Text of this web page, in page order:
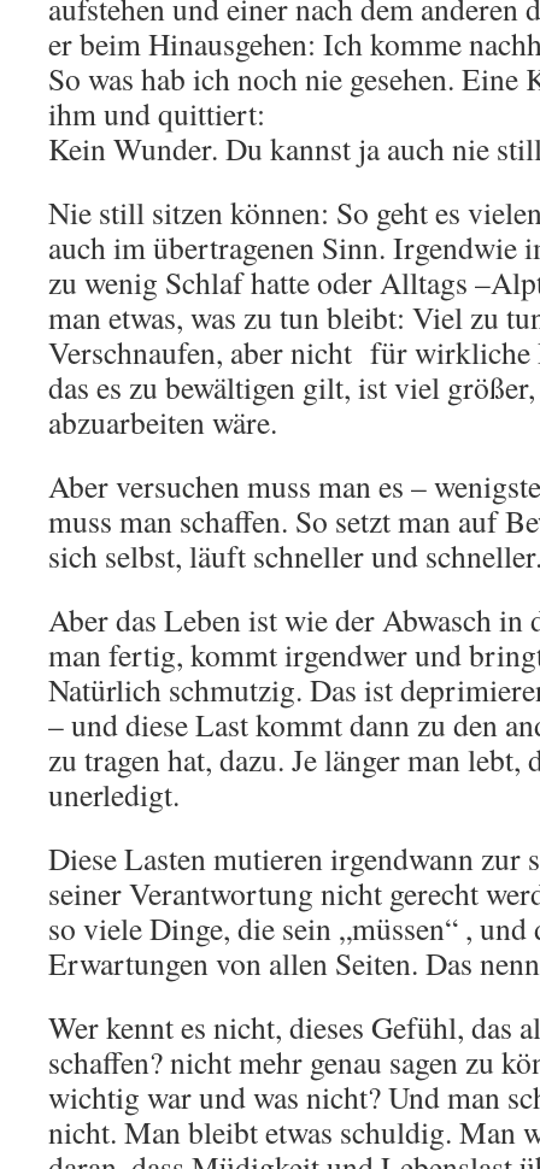
aufstehen und einer nach dem anderen
er beim Hinausgehen: Ich komme
So was hab ich noch nie gesehen. Eine
ihm und quittiert:
Kein Wunder. Du kannst ja auch nie
Nie still sitzen können: So geht es
auch im übertragenen Sinn. Irgendwie
zu wenig Schlaf hatte oder Alltags
man etwas, was zu tun bleibt: Viel zu
Verschnaufen, aber nicht für wirkliche
das es zu bewältigen gilt, ist viel größer,
abzuarbeiten wäre.
Aber versuchen muss man es –
muss man schaffen. So setzt man auf
sich selbst, läuft schneller und
Aber das Leben ist wie der Abwasch in
man fertig, kommt irgendwer und
Natürlich schmutzig. Das ist
– und diese Last kommt dann zu den
zu tragen hat, dazu. Je länger man lebt,
unerledigt.
Diese Lasten mutieren irgendwann zur
seiner Verantwortung nicht gerecht
so viele Dinge, die sein „müssen“ ,
Erwartungen von allen Seiten. Das
Wer kennt es nicht, dieses Gefühl, das
schaffen? nicht mehr genau sagen zu
wichtig war und was nicht? Und man
nicht. Man bleibt etwas schuldig. Man